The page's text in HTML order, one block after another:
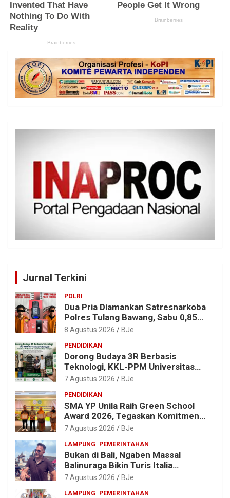
Jurnal Terkini
POLRI
Dua Pria Diamankan Satresnarkoba
Polres Tulang Bawang, Sabu 0,85
Gram dan Alat Hisap Disita
8 Agustus 2026 BJe
PENDIDIKAN
Dorong Budaya 3R Berbasis
Teknologi, KKL-PPM Universitas
Malahayati Kenalkan AI Barcode
7 Agustus 2026 BJe
PENDIDIKAN
SMA YP Unila Raih Green School
Award 2026, Tegaskan Komitmen
Wujudkan Sekolah Ramah
7 Agustus 2026 BJe
LAMPUNG PEMERINTAHAN
Bukan di Bali, Ngaben Massal
Balinuraga Bikin Turis Italia
Terpukau, Puluhan Ribu Orang Ikut
7 Agustus 2026 BJe
LAMPUNG PEMERINTAHAN